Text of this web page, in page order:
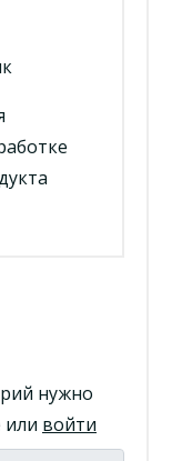
нужно
или войти